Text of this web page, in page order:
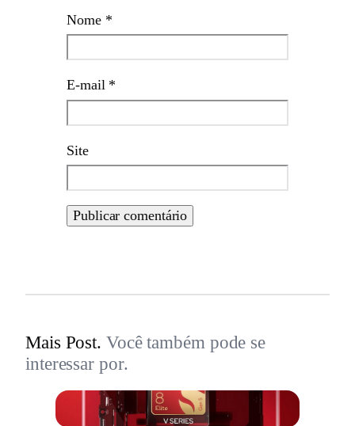
Nome *
E-mail *
Site
Mais Post. Você também pode se
interessar por.